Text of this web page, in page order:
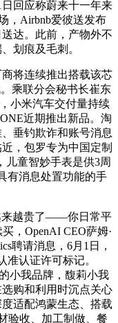
回应称蔚来十一年来
，Airbnb爱彼送发布
达。此前，产物外不
划痕及毛刺。
将连续推出搭载该芯
乘联分会秘书长崔东
小米汽车交付量持续
近期推出新品。淘
垂钓欺诈和账号消息
，包罗专为中国定制
儿童智妙手表是供3周
有消息处置功能的手
越贵了——你日常平
，OpenAI CEO萨姆·
聘请消息，6月1日，
认证许可标记。
小我品牌，馥莉小我
购和利用时沉点关心
适配鸿蒙生态、搭载
验收、加工制做、餐